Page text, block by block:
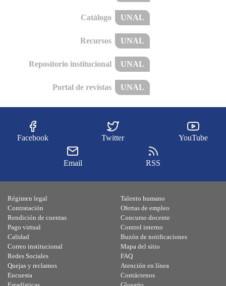
Catálogo UNAL
Recursos UNAL
Repositorio institucional UNAL
Portal de revistas UNAL
Facebook Twitter YouTube
Email RSS
Régimen legal
Contratación
Rendición de cuentas
Pago virtual
Calidad
Talento humano
Ofertas de empleo
Concurso docente
Control interno
Buzón de notificaciones
Correo institucional
Redes Sociales
Quejas y reclamos
Encuesta
Mapa del sitio
FAQ
Atención en línea
Contáctenos